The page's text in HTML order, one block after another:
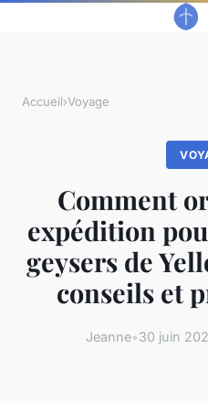
Accueil›Voyage
Comment
expédition
geysers de
conseils et
Jeanne•30 juin